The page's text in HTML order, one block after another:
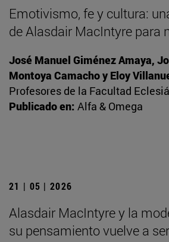
Emotivismo, fe y cultura:
de Alasdair MacIntyre para
José Manuel Giménez Amaya,
Montoya Camacho y Eloy
Profesores de la Facultad
Publicado en: Alfa & Omega
21 | 05 | 2026
Alasdair MacIntyre y la
su pensamiento vuelve a